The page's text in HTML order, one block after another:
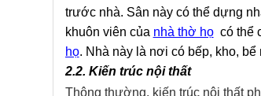
trước nhà. Sân này có thể dựng
khuôn viên của nhà thờ họcó thể
họ. Nhà này là nơi có bếp, kho,
2.2. Kiến trúc nội thất
Thông thường, kiến trúc nội thất